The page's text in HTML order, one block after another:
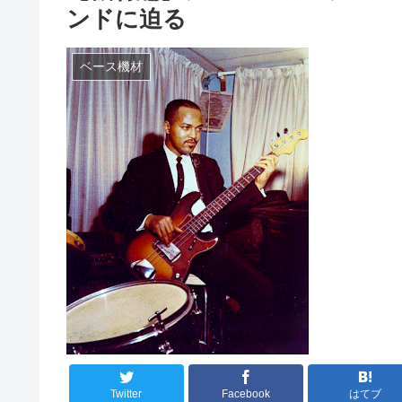
ンドに迫る
ベース機材
Twitter Facebook はてブ